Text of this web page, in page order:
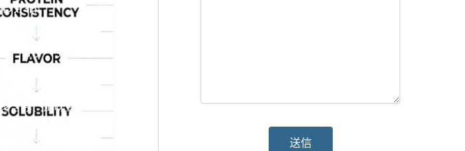
7月3日
ープ由来のコラー
は、コラーゲン由
およびさまざまな
を含み、風味豊か
原料を求めるブラ